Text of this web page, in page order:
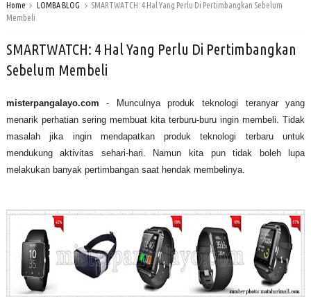
Home LOMBA BLOG
SMARTWATCH: 4 Hal Yang Perlu Di Pertimbangkan Sebelum
Membeli
SMARTWATCH: 4 Hal Yang Perlu Di Pertimbangkan
Sebelum Membeli
misterpangalayo.com- Munculnya produk teknologi teranyar yang
menarik perhatian sering membuat kita terburu-buru ingin membeli. Tidak
masalah jika ingin mendapatkan produk teknologi terbaru untuk
mendukung aktivitas sehari-hari. Namun kita pun tidak boleh lupa
melakukan banyak pertimbangan saat hendak membelinya.